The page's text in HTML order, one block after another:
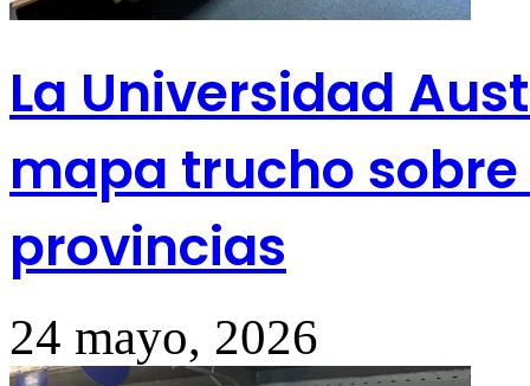
La Universidad
mapa trucho
provincias
24 mayo, 2026